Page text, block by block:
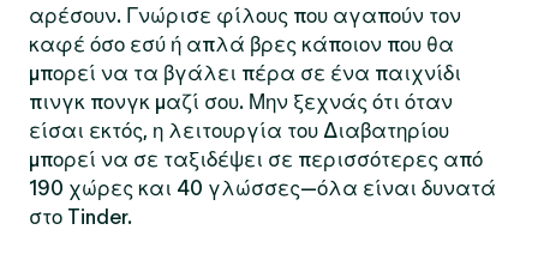
αρέσουν. Γνώρισε φίλους που αγαπούν τον
καφέ όσο εσύ ή απλά βρες κάποιον που θα
μπορεί να τα βγάλει πέρα σε ένα παιχνίδι
πινγκ πονγκ μαζί σου. Μην ξεχνάς ότι όταν
είσαι εκτός, η λειτουργία του Διαβατηρίου
μπορεί να σε ταξιδέψει σε περισσότερες από
190 χώρες και 40 γλώσσες—όλα είναι δυνατά
στο Tinder.